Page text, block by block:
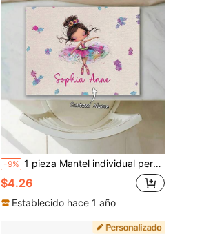
-9% 1 pieza Mantel individual personalizable con apariencia de lino, Mantel individual con foto impresa resistente al calor, Almohadilla conmemorativa familiar para mesa de comedor, Adecuado para fiestas de cumpleaños, días festivos, Manteles individuales antideslizantes y resistentes al agua, Regalo conmemorativo personalizado
$4.26
Establecido hace 1 año